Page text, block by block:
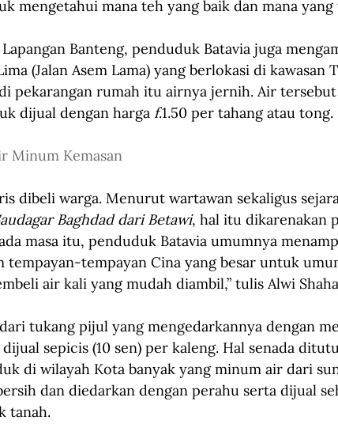
mengetahui mana teh yang baik dan mana yang
Banteng, penduduk Batavia juga
(Jalan Asem Lama) yang berlokasi di kawasan
pekarangan rumah itu airnya jernih. Air
dijual dengan harga f.1.50 per tahang atau tong.
Minum Kemasan
dibeli warga. Menurut wartawan sekaligus
Baghdad dari Betawi, hal itu dikarenakan
masa itu, penduduk Batavia umumnya
tempayan-tempayan Cina yang besar untuk
air kali yang mudah diambil,” tulis Alwi
tukang pijul yang mengedarkannya dengan
sepicis (10 sen) per kaleng. Hal senada
di wilayah Kota banyak yang minum air dari
dan diedarkan dengan perahu serta dijual
tanah.